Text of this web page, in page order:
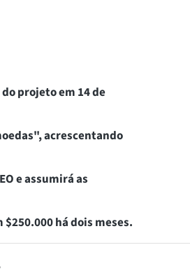
projeto em 14 de
acrescentando
e assumirá as
há dois meses.